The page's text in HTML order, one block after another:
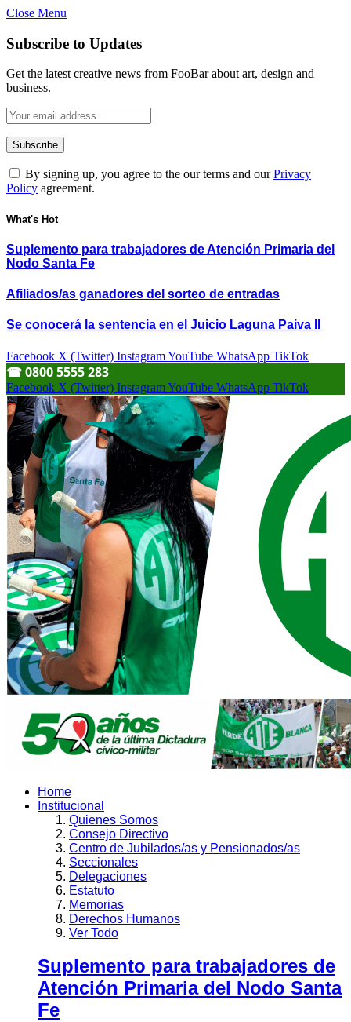
Close Menu
Subscribe to Updates
Get the latest creative news from FooBar about art, design and
business.
By signing up, you agree to the our terms and ourPrivacy
Policy agreement.
What's Hot
Suplemento para trabajadores de Atención Primaria del
Nodo Santa Fe
Afiliados/as ganadores del sorteo de entradas
Se conocerá la sentencia en el Juicio Laguna Paiva II
Facebook X (Twitter) InstagramYouTube WhatsApp TikTok
☎︎ 0800 5555 283
Facebook X (Twitter) InstagramYouTube WhatsApp TikTok
Home
Institucional
Quienes Somos
Consejo Directivo
Centro de Jubilados/as y Pensionados/as
Seccionales
Delegaciones
Estatuto
Memorias
Derechos Humanos
Ver Todo
Suplemento para trabajadores de
Atención Primaria del Nodo Santa
Fe